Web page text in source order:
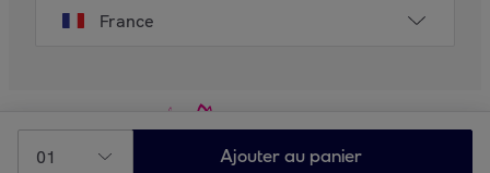
01 Ajouter au panier
France